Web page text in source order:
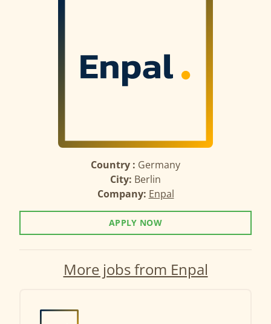
Country : Germany
City: Berlin
Company: Enpal
APPLY NOW
More jobs from Enpal